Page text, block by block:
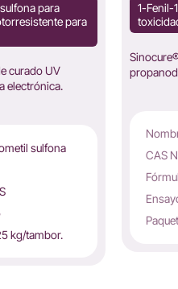
para
para
curado UV
electrónica.
sulfona
kg/tambor.
1-Fenil-
CAS